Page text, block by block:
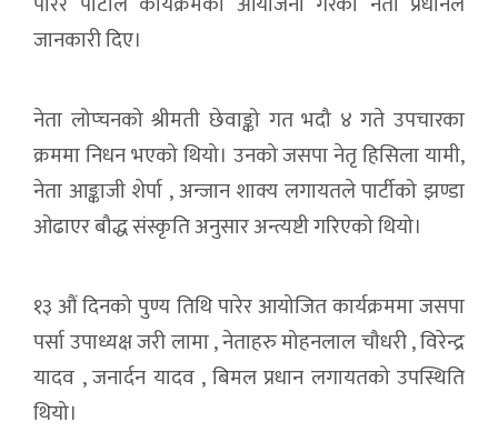
जानकारी दिए।
नेता लोप्चनको श्रीमती छेवाङ्को गत भदौ ४ गते उपचारका
क्रममा निधन भएको थियो। उनको जसपा नेतृ हिसिला यामी,
नेता आङ्काजी शेर्पा , अन्जान शाक्य लगायतले पार्टीको झण्डा
ओढाएर बौद्ध संस्कृति अनुसार अन्त्यष्टी गरिएको थियो।
१३ औं दिनको पुण्य तिथि पारेर आयोजित कार्यक्रममा जसपा
पर्सा उपाध्यक्ष जरी लामा , नेताहरु मोहनलाल चौधरी , विरेन्द्र
यादव , जनार्दन यादव , बिमल प्रधान लगायतको उपस्थिति
थियो।